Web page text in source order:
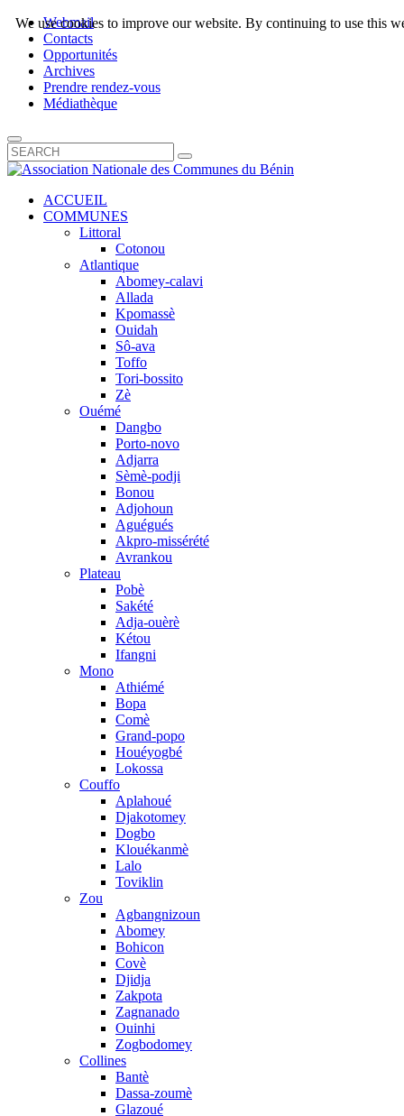
Webmail
Contacts
Opportunités
Archives
Prendre rendez-vous
Médiathèque
ACCUEIL
COMMUNES
Littoral
Cotonou
Atlantique
Abomey-calavi
Allada
Kpomassè
Ouidah
Sô-ava
Toffo
Tori-bossito
Zè
Ouémé
Dangbo
Porto-novo
Adjarra
Sèmè-podji
Bonou
Adjohoun
Aguégués
Akpro-missérété
Avrankou
Plateau
Pobè
Sakété
Adja-ouèrè
Kétou
Ifangni
Mono
Athiémé
Bopa
Comè
Grand-popo
Houéyogbé
Lokossa
Couffo
Aplahoué
Djakotomey
Dogbo
Klouékanmè
Lalo
Toviklin
Zou
Agbangnizoun
Abomey
Bohicon
Covè
Djidja
Zakpota
Zagnanado
Ouinhi
Zogbodomey
Collines
Bantè
Dassa-zoumè
Glazoué
We use cookies to improve our website. By continuing to use this